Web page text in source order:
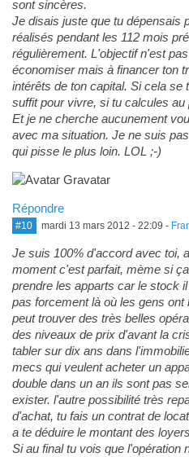
sont sincères.
Je disais juste que tu dépensais
réalisés pendant les 112 mois
régulièrement. L'objectif n'est
économiser mais à financer ton
intérêts de ton capital. Si cela
suffit pour vivre, si tu calcules au
Et je ne cherche aucunement
avec ma situation. Je ne suis
qui pisse le plus loin. LOL ;-)
Répondre
#10 mardi 13 mars 2012 - 22:09 -
Je suis 100% d'accord avec toi,
moment c'est parfait, mème si
prendre les apparts car le stock
pas forcement là où les gens
peut trouver des très belles
des niveaux de prix d'avant la
tabler sur dix ans dans
mecs qui veulent acheter un
double dans un an ils sont pas
exister. l'autre possibilité très
d'achat, tu fais un contrat de
a te déduire le montant des
Si au final tu vois que l'opération